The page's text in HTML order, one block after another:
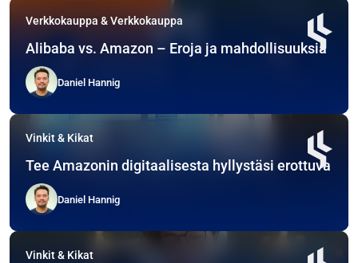
Verkkokauppa & Verkkokauppa
Alibaba vs. Amazon – Eroja ja mahdollisuuksia
Daniel Hannig
Vinkit & Kikat
Tee Amazonin digitaalisesta hyllystäsi erottuva
Daniel Hannig
Vinkit & Kikat